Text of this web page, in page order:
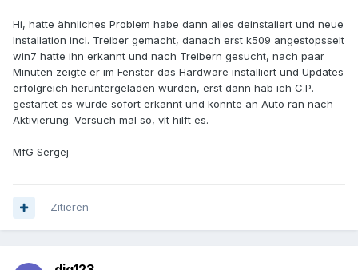
Hi, hatte ähnliches Problem habe dann alles deinstaliert und neue
Installation incl. Treiber gemacht, danach erst k509 angestopsselt
win7 hatte ihn erkannt und nach Treibern gesucht, nach paar
Minuten zeigte er im Fenster das Hardware installiert und Updates
erfolgreich heruntergeladen wurden, erst dann hab ich C.P.
gestartet es wurde sofort erkannt und konnte an Auto ran nach
Aktivierung. Versuch mal so, vlt hilft es.
MfG Sergej
Zitieren